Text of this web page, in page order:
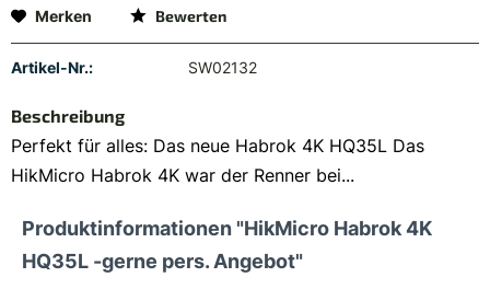
Merken Bewerten
Artikel-Nr.: SW02132
Beschreibung
Perfekt für alles: Das neue Habrok 4K HQ35L Das
HikMicro Habrok 4K war der Renner bei...
Produktinformationen "HikMicro Habrok 4K
HQ35L -gerne pers. Angebot"